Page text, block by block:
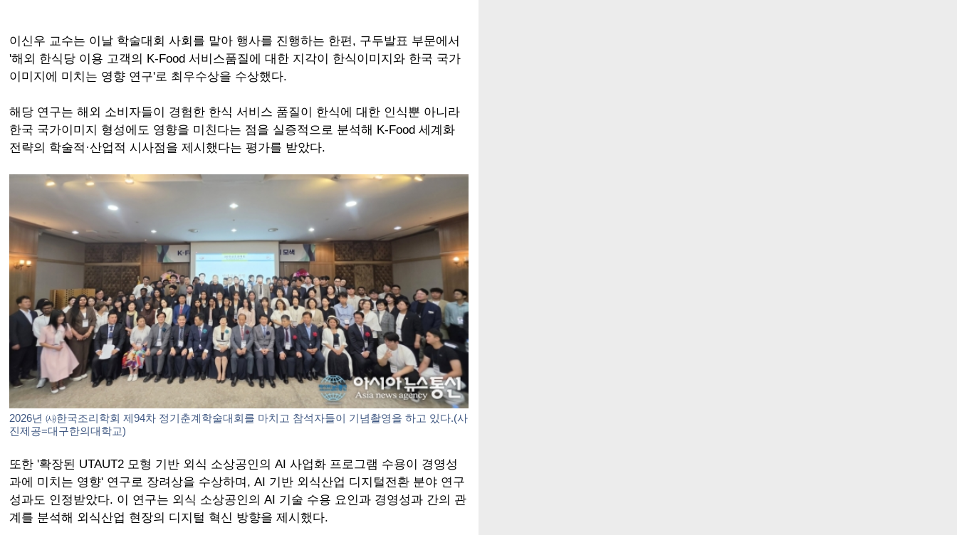
이신우 교수는 이날 학술대회 사회를 맡아 행사를 진행하는 한편, 구두발표 부문에서
'해외 한식당 이용 고객의 K-Food 서비스품질에 대한 지각이 한식이미지와 한국 국가
이미지에 미치는 영향 연구'로 최우수상을 수상했다.
해당 연구는 해외 소비자들이 경험한 한식 서비스 품질이 한식에 대한 인식뿐 아니라
한국 국가이미지 형성에도 영향을 미친다는 점을 실증적으로 분석해 K-Food 세계화
전략의 학술적·산업적 시사점을 제시했다는 평가를 받았다.
2026년 ㈔한국조리학회 제94차 정기춘계학술대회를 마치고 참석자들이 기념촬영을 하고 있다.(사
진제공=대구한의대학교)
또한 '확장된 UTAUT2 모형 기반 외식 소상공인의 AI 사업화 프로그램 수용이 경영성
과에 미치는 영향' 연구로 장려상을 수상하며, AI 기반 외식산업 디지털전환 분야 연구
성과도 인정받았다. 이 연구는 외식 소상공인의 AI 기술 수용 요인과 경영성과 간의 관
계를 분석해 외식산업 현장의 디지털 혁신 방향을 제시했다.